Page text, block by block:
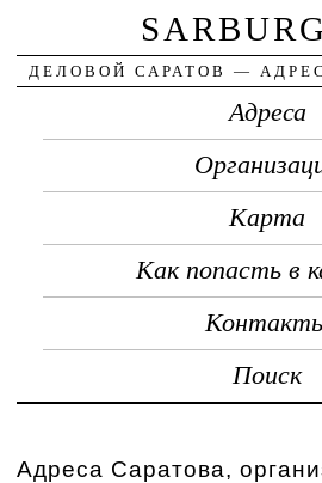
ДЕЛОВОЙ САРАТОВ —
Адреса
Карта
Как попасть в
Поиск
Адреса Саратова,